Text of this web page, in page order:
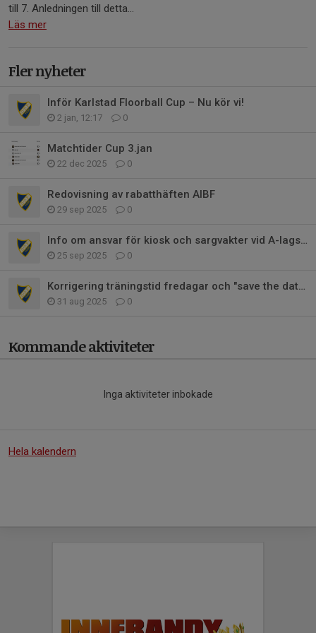
till 7. Anledningen till detta...
Läs mer
Fler nyheter
Inför Karlstad Floorball Cup – Nu kör vi!
2 jan, 12:17 0
Matchtider Cup 3.jan
22 dec 2025 0
Redovisning av rabatthäften AIBF
29 sep 2025 0
Info om ansvar för kiosk och sargvakter vid A-lagsmatcher
25 sep 2025 0
Korrigering träningstid fredagar och "save the dates"
31 aug 2025 0
Kommande aktiviteter
Inga aktiviteter inbokade
Hela kalendern